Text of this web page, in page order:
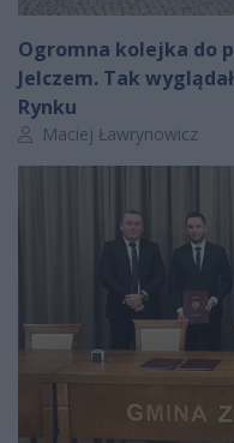
Ogromna kolejka do
Jelczem. Tak
Rynku
Autor artykułu:
Maciej Ławrynowicz